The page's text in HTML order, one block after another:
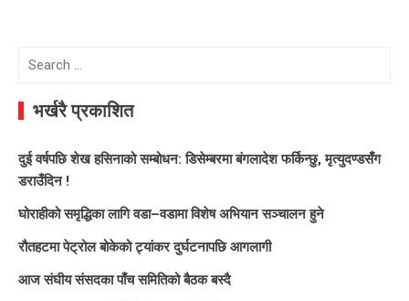
Search
भर्खरै प्रकाशित
दुई वर्षपछि शेख हसिनाको सम्बोधन: डिसेम्बरमा बंगलादेश फर्किन्छु, मृत्युदण्डसँग
डराउँदिन !
घोराहीको समृद्धिका लागि वडा–वडामा विशेष अभियान सञ्चालन हुने
रौतहटमा पेट्रोल बोकेको ट्यांकर दुर्घटनापछि आगलागी
आज संघीय संसदका पाँच समितिको बैठक बस्दै